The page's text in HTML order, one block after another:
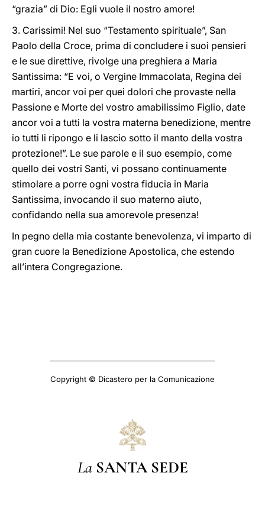
“grazia” di Dio: Egli vuole il nostro amore!
3. Carissimi! Nel suo “Testamento spirituale”, San
Paolo della Croce, prima di concludere i suoi pensieri
e le sue direttive, rivolge una preghiera a Maria
Santissima: “E voi, o Vergine Immacolata, Regina dei
martiri, ancor voi per quei dolori che provaste nella
Passione e Morte del vostro amabilissimo Figlio, date
ancor voi a tutti la vostra materna benedizione, mentre
io tutti li ripongo e li lascio sotto il manto della vostra
protezione!”. Le sue parole e il suo esempio, come
quello dei vostri Santi, vi possano continuamente
stimolare a porre ogni vostra fiducia in Maria
Santissima, invocando il suo materno aiuto,
confidando nella sua amorevole presenza!
In pegno della mia costante benevolenza, vi imparto di
gran cuore la Benedizione Apostolica, che estendo
all’intera Congregazione.
Copyright © Dicastero per la Comunicazione
La SANTA SEDE